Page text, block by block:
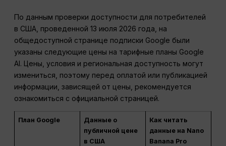
По данным проверки доступности для потребителей
в США, проведенной 13 июля 2026 года, на
общедоступной странице подписки Google были
указаны следующие цены на тарифные планы Google
AI. Цены, условия и региональная доступность могут
измениться, поэтому перед оплатой или публикацией
информации, зависящей от цены, рекомендуется
ознакомиться с официальной страницей.
План Google
Данные о
публичной цене
в США
Как читать
данные на Nano
Banana Pro